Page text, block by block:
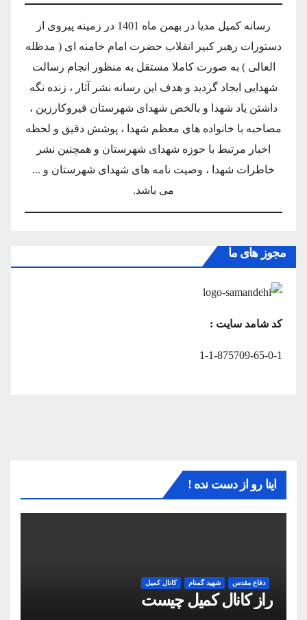
رسانه کمیل مدیا در بهمن ماه 1401 در زمینه پیروی از
دستورات رهبر کبیر انقلاب حضرت امام خامنه ای ( مدظله
العالی ) به صورت کاملا مستقل به منظور انجام رسالت
شهدایی ایجاد گردید و هدف این رسانه نشر آثار ، زنده نگه
داشتن یاد شهدا و بالخص شهدای شهرستان قیروکارزین ،
مصاحبه با خانواده های معظم شهدا ، پوشش دقیق و لحظه
اخبار مرتبط با حوزه شهدای شهرستان و همچنین نشر
خاطرات شهدا ، وصیت نامه های شهدای شهرستان و ...
می باشد.
مجوز های ما
کد شامد سایت :
1-1-875709-65-0-1
اینا رو از دست نده !
دفاع مقدس شهید گمنام کانال کمیل
راز کانال کمیل چیست